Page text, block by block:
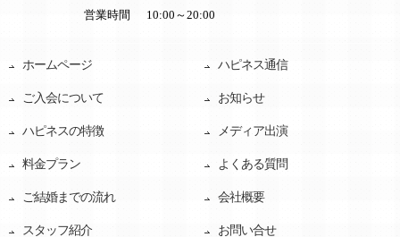
営業時間
10:00～20:00
ホームページ
ご入会について
ハピネスの特徴
料金プラン
ご結婚までの流れ
スタッフ紹介
ハピネス通信
お知らせ
メディア出演
よくある質問
会社概要
お問い合せ